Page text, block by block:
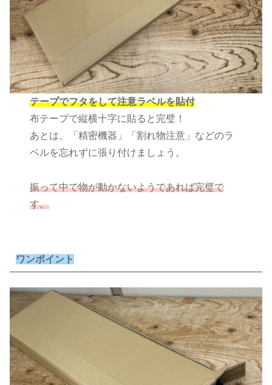
テープでフタをして注意ラベルを貼付
布テープで縦横十字に貼ると完璧！
あとは、「精密機器」「割れ物注意」などのラ
ベルを忘れずに張り付けましょう。
振って中で物が動かないようであれば完璧で
す。
ワンポイント